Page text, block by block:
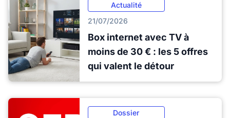
Actualité
21/07/2026
Box internet avec TV à
moins de 30 € : les 5 offres
qui valent le détour
Dossier